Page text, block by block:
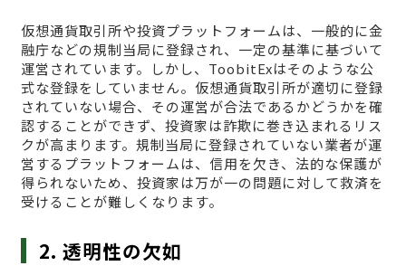
仮想通貨取引所や投資プラットフォームは、一般的に金
融庁などの規制当局に登録され、一定の基準に基づいて
運営されています。しかし、ToobitExはそのような公
式な登録をしていません。仮想通貨取引所が適切に登録
されていない場合、その運営が合法であるかどうかを確
認することができず、投資家は詐欺に巻き込まれるリス
クが高まります。規制当局に登録されていない業者が運
営するプラットフォームは、信用を欠き、法的な保護が
得られないため、投資家は万が一の問題に対して救済を
受けることが難しくなります。
2. 透明性の欠如